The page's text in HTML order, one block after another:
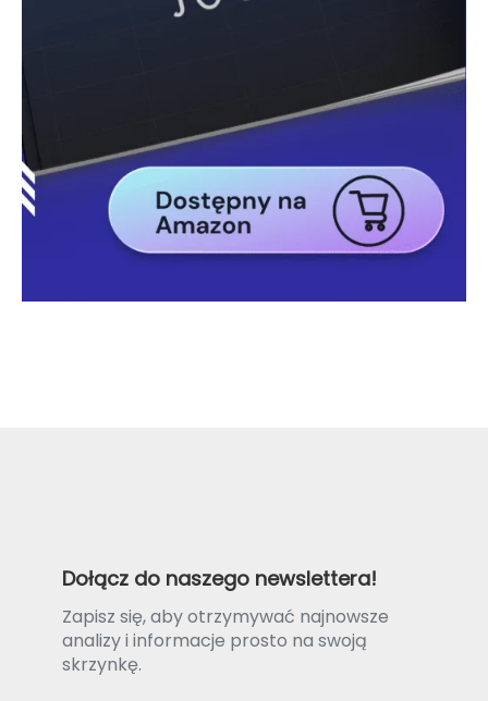
Dołącz do naszego newslettera!
Zapisz się, aby otrzymywać najnowsze
analizy i informacje prosto na swoją
skrzynkę.